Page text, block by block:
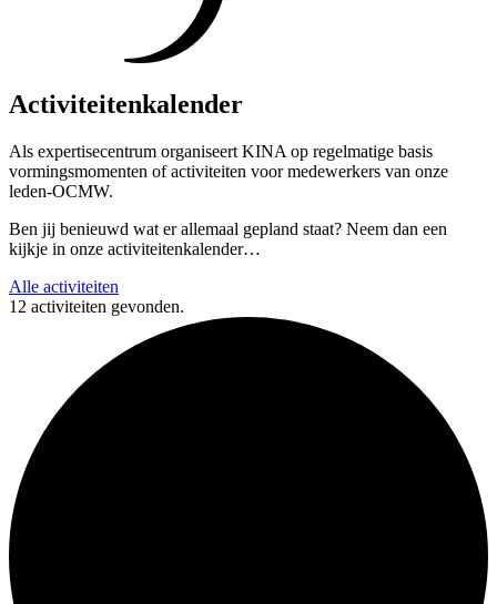
Activiteitenkalender
Als expertisecentrum organiseert KINA op regelmatige basis
vormingsmomenten of activiteiten voor medewerkers van onze
leden-OCMW.
Ben jij benieuwd wat er allemaal gepland staat? Neem dan een
kijkje in onze activiteitenkalender…
Alle activiteiten
12 activiteiten gevonden.